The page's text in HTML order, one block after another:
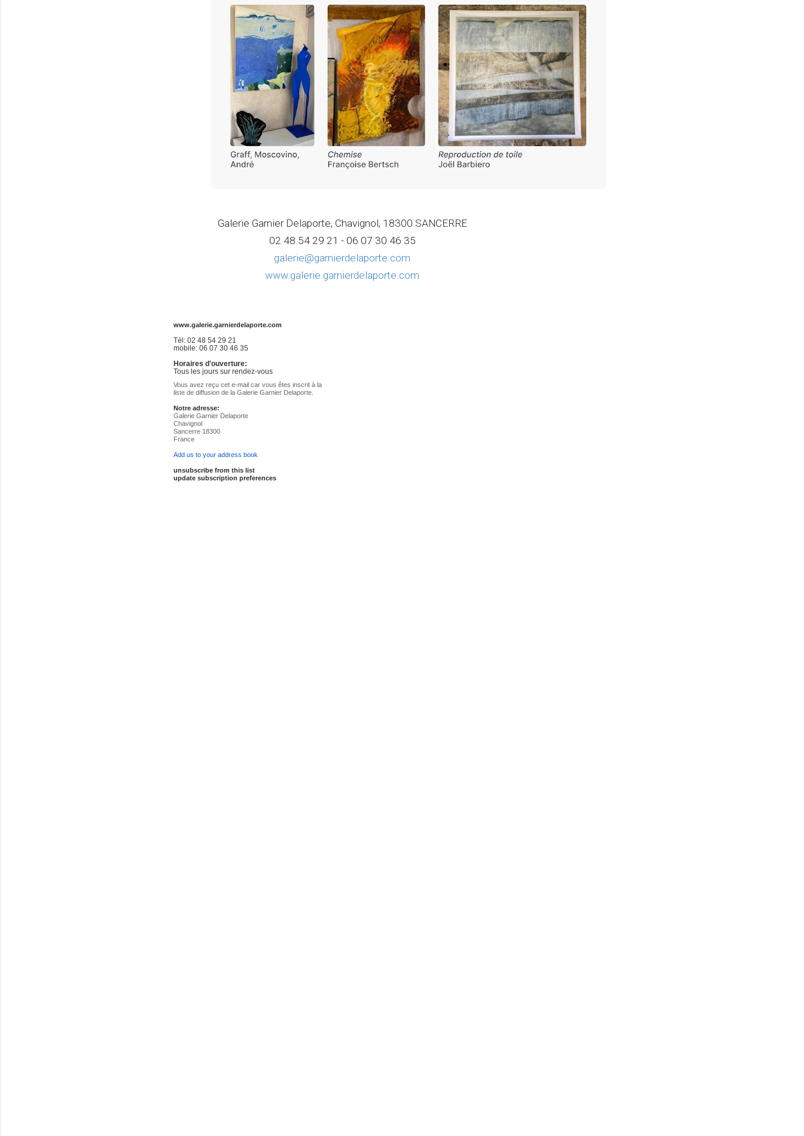
Galerie Garnier Delaporte, Chavignol, 18300 SANCERRE
02 48 54 29 21 - 06 07 30 46 35
galerie@garnierdelaporte.com
www.galerie.garnierdelaporte.com
www.galerie.garnierdelaporte.com
Tél: 02 48 54 29 21
mobile: 06 07 30 46 35
Horaires d'ouverture:
Tous les jours sur rendez-vous
Vous avez reçu cet e-mail car vous êtes inscrit à la
liste de diffusion de la Galerie Garnier Delaporte.
Notre adresse:
Galerie Garnier Delaporte
Chavignol
Sancerre 18300
France
Add us to your address book
unsubscribe from this list
update subscription preferences